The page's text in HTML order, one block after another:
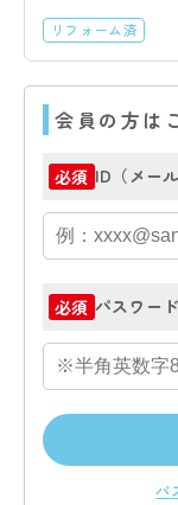
リフォーム済
会員の方は
必須 ID（メー
必須 パスワード
パ